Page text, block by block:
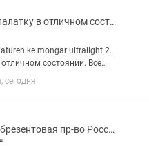
Продам палатку в отличном состоянии
mongar ultralight 2.
состоянии. Все
можете загуглить)
сегодня
Палатка брезентовая пр-во Россия 3х10м.